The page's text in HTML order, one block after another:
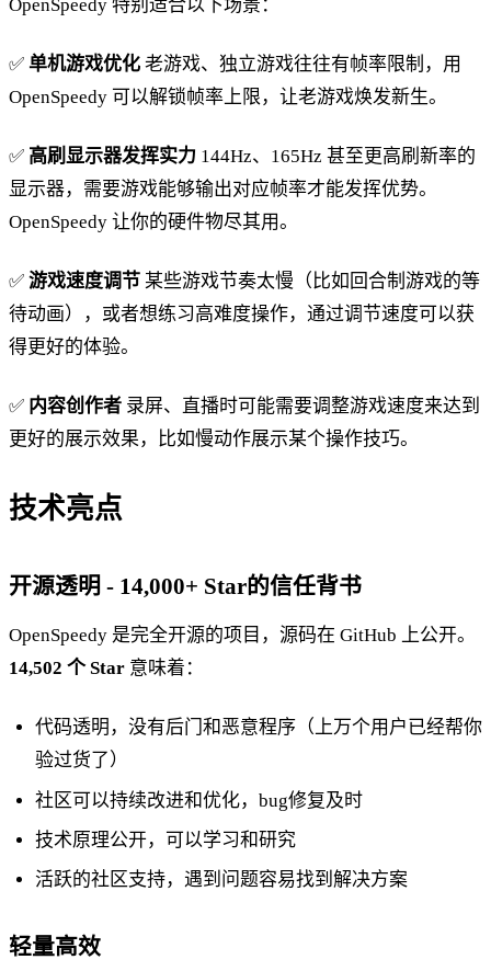
OpenSpeedy 特别适合以下场景：
✅ 单机游戏优化 老游戏、独立游戏往往有帧率限制，用
OpenSpeedy 可以解锁帧率上限，让老游戏焕发新生。
✅ 高刷显示器发挥实力 144Hz、165Hz 甚至更高刷新率的
显示器，需要游戏能够输出对应帧率才能发挥优势。
OpenSpeedy 让你的硬件物尽其用。
✅ 游戏速度调节 某些游戏节奏太慢（比如回合制游戏的等
待动画），或者想练习高难度操作，通过调节速度可以获
得更好的体验。
✅ 内容创作者 录屏、直播时可能需要调整游戏速度来达到
更好的展示效果，比如慢动作展示某个操作技巧。
技术亮点
开源透明 - 14,000+ Star的信任背书
OpenSpeedy 是完全开源的项目，源码在 GitHub 上公开。
14,502 个 Star 意味着：
代码透明，没有后门和恶意程序（上万个用户已经帮你
验过货了）
社区可以持续改进和优化，bug修复及时
技术原理公开，可以学习和研究
活跃的社区支持，遇到问题容易找到解决方案
轻量高效